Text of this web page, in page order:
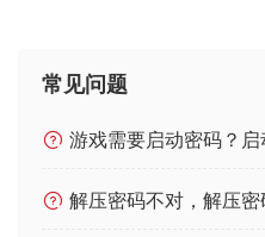
常见问题
游戏需要启动密码？启
解压密码不对，解压密